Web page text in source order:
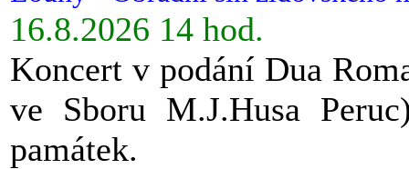
16.8.2026 14 hod.
Koncert v podání Dua
ve Sboru M.J.Husa
památek.